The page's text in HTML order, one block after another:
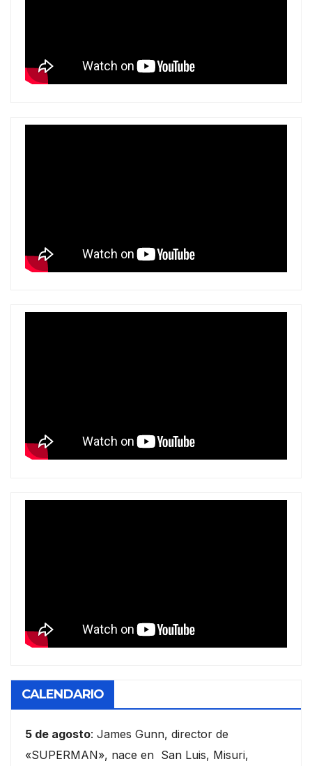
CALENDARIO
5 de agosto: James Gunn, director de
«SUPERMAN», nace en San Luis, Misuri,